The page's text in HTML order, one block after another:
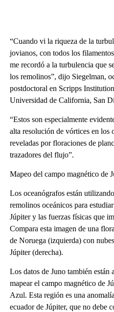
“Cuando vi la riqueza de la
jovianos, con todos los
me recordó a la turbulencia que
los remolinos”, dijo Siegelman,
postdoctoral en Scripps
Universidad de California, San
“Estos son especialmente
alta resolución de vórtices en los
reveladas por floraciones de
trazadores del flujo”.
Mapeo del campo magnético de
Los oceanógrafos están
remolinos oceánicos para
Júpiter y las fuerzas físicas que
Compara esta imagen de una
de Noruega (izquierda) con
Júpiter (derecha).
Los datos de Juno también están
mapear el campo magnético de
Azul. Esta región es una
ecuador de Júpiter, que no debe